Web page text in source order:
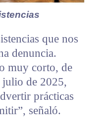
que nos
denuncia.
muy corto, de
julio de 2025,
prácticas
señaló.